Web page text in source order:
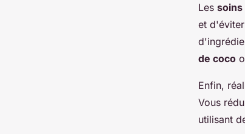
Les soins
et
de coco
Enfin,
Vous
utilisant